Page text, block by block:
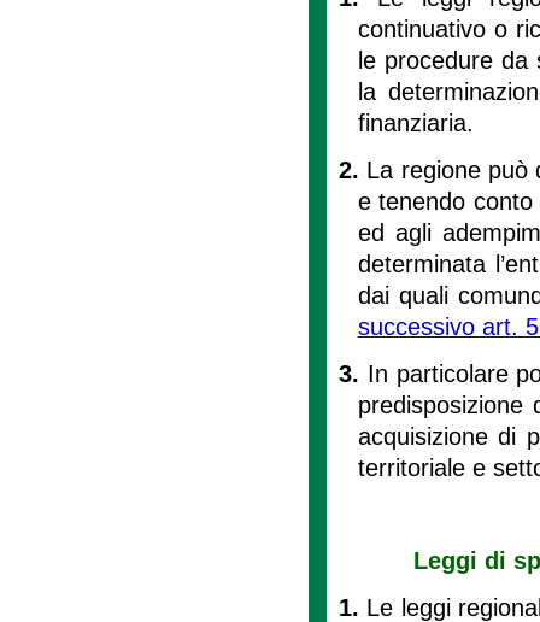
continuativo o
le procedure da
la
finanziaria.
2. La regione può
e tenendo conto
ed agli
determinata
dai quali
successivo art.
3. In particolare
predisposizione
acquisizione di
territoriale e
Leggi di
1. Le leggi